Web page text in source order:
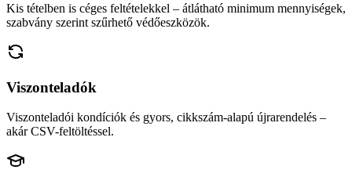
Kis tételben is céges feltételekkel – átlátható minimum mennyiségek,
szabvány szerint szűrhető védőeszközök.
Viszonteladók
Viszonteladói kondíciók és gyors, cikkszám-alapú újrarendelés –
akár CSV-feltöltéssel.